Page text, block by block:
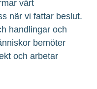
vårt
när vi fattar beslut.
handlingar och
bemöter
och arbetar